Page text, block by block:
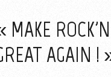
MAKE
AGAIN !